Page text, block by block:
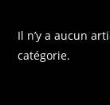
Il n’y a aucun
catégorie.